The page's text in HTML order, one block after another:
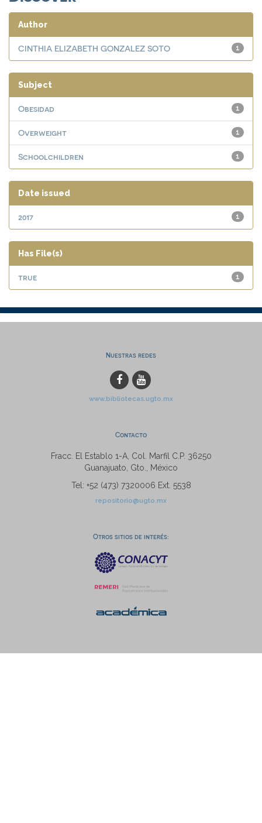
Author
1
CINTHIA ELIZABETH GONZALEZ SOTO
Subject
1
Obesidad
1
Overweight
1
Schoolchildren
Date issued
1
2017
Has File(s)
1
true
Nuestras redes
www.bibliotecas.ugto.mx
Contacto
Fracc. El Establo 1-A, Col. Marfil C.P. 36250
Guanajuato, Gto., México
Tel: +52 (473) 7320006 Ext. 5538
repositorio@ugto.mx
Otros sitios de interés: